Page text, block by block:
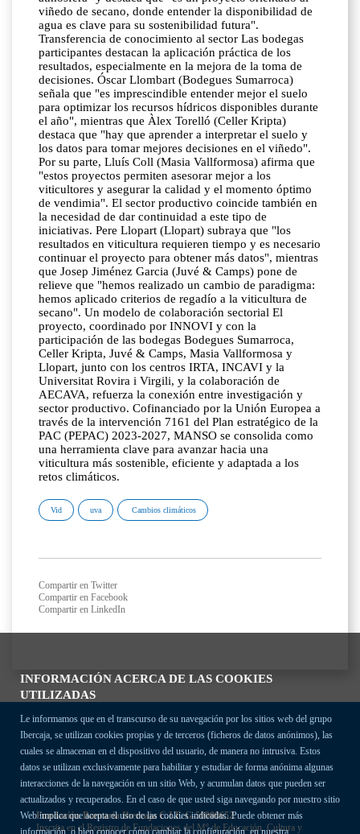
INFORMACIÓN ACERCA DE LAS COOKIES
UTILIZADAS
Le informamos que en el transcurso de su navegación por los sitios web del grupo
Ibercaja, se utilizan cookies propias y de terceros (ficheros de datos anónimos), las
cuales se almacenan en el dispositivo del usuario, de manera no intrusiva. Estos
datos se utilizan exclusivamente para habilitar y estudiar de forma anónima algunas
interacciones de la navegación en un sitio Web, y acumulan datos que pueden ser
actualizados y recuperados. En el caso de que usted siga navegando por nuestro sitio
Web implica que acepta el uso de las cookies indicadas. Puede obtener más
información, o bien conocer cómo cambiar la configuración, en nuestra
viñedo de secano, donde entender la disponibilidad de
agua es clave para su sostenibilidad futura".
Transferencia de conocimiento al sector Las bodegas
participantes destacan la aplicación práctica de los
resultados, especialmente en la mejora de la toma de
decisiones. Óscar Llombart (Bodegues Sumarroca)
señala que "es imprescindible entender mejor el suelo
para optimizar los recursos hídricos disponibles durante
el año", mientras que Àlex Torelló (Celler Kripta)
destaca que "hay que aprender a interpretar el suelo y
los datos para tomar mejores decisiones en el viñedo".
Por su parte, Lluís Coll (Masia Vallformosa) afirma que
"estos proyectos permiten asesorar mejor a los
viticultores y asegurar la calidad y el momento óptimo
de vendimia". El sector productivo coincide también en
la necesidad de dar continuidad a este tipo de
iniciativas. Pere Llopart (Llopart) subraya que "los
resultados en viticultura requieren tiempo y es necesario
continuar el proyecto para obtener más datos", mientras
que Josep Jiménez Garcia (Juvé & Camps) pone de
relieve que "hemos realizado un cambio de paradigma:
hemos aplicado criterios de regadío a la viticultura de
secano". Un modelo de colaboración sectorial El
proyecto, coordinado por INNOVI y con la
participación de las bodegas Bodegues Sumarroca,
Celler Kripta, Juvé & Camps, Masia Vallformosa y
Llopart, junto con los centros IRTA, INCAVI y la
Universitat Rovira i Virgili, y la colaboración de
AECAVA, refuerza la conexión entre investigación y
sector productivo. Cofinanciado por la Unión Europea a
través de la intervención 7161 del Plan estratégico de la
PAC (PEPAC) 2023-2027, MANSO se consolida como
una herramienta clave para avanzar hacia una
viticultura más sostenible, eficiente y adaptada a los
retos climáticos.
Vid uva Cambios climáticos
Compartir en Twitter
Compartir en Facebook
Compartir en LinkedIn
Fundación Bancaria Ibercaja C.I.F. G-50000652.
Inscrita en el Registro de Fundaciones del Mº de Educación, Cultura y